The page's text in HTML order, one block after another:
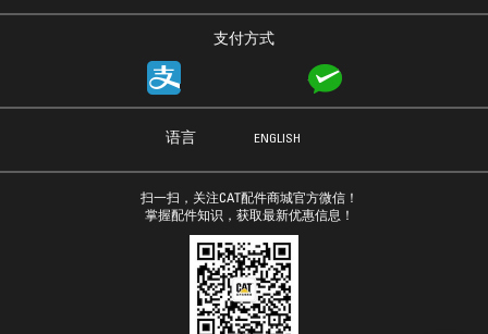
支付方式
语言 ENGLISH
扫一扫，关注CAT配件商城官方微信！
掌握配件知识，获取最新优惠信息！